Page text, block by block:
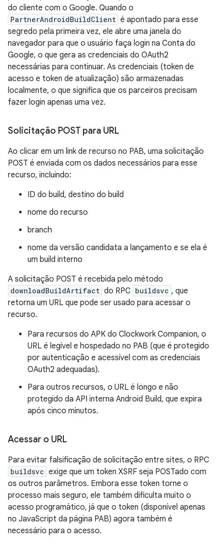
do cliente com o Google. Quando o
PartnerAndroidBuildClient é apontado para esse
segredo pela primeira vez, ele abre uma janela do
navegador para que o usuário faça login na Conta do
Google, o que gera as credenciais do OAuth2
necessárias para continuar. As credenciais (token de
acesso e token de atualização) são armazenadas
localmente, o que significa que os parceiros precisam
fazer login apenas uma vez.
Solicitação POST para URL
Ao clicar em um link de recurso no PAB, uma solicitação
POST é enviada com os dados necessários para esse
recurso, incluindo:
ID do build, destino do build
nome do recurso
branch
nome da versão candidata a lançamento e se ela é
um build interno
A solicitação POST é recebida pelo método
downloadBuildArtifact do RPC buildsvc , que
retorna um URL que pode ser usado para acessar o
recurso.
Para recursos do APK do Clockwork Companion, o
URL é legível e hospedado no PAB (que é protegido
por autenticação e acessível com as credenciais
OAuth2 adequadas).
Para outros recursos, o URL é longo e não
protegido da API interna Android Build, que expira
após cinco minutos.
Acessar o URL
Para evitar falsificação de solicitação entre sites, o RPC
buildsvc exige que um token XSRF seja POSTado com
os outros parâmetros. Embora esse token torne o
processo mais seguro, ele também dificulta muito o
acesso programático, já que o token (disponível apenas
no JavaScript da página PAB) agora também é
necessário para o acesso.